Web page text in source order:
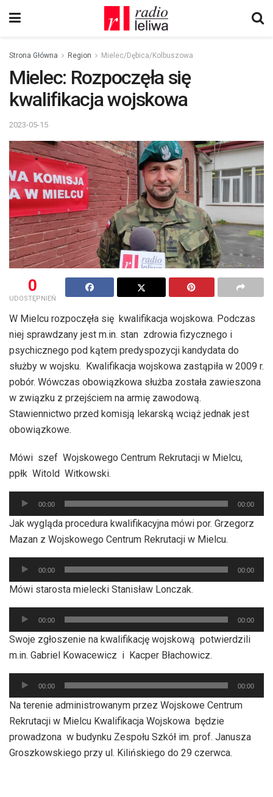
Strona Główna Region Mielec/Dębica/Kolbuszowa
Mielec: Rozpoczęła się
kwalifikacja wojskowa
2023-05-15
0
UDOSTĘPNIEŃ
W Mielcu rozpoczęła się kwalifikacja wojskowa. Podczas
niej sprawdzany jest m.in. stan zdrowia fizycznego i
psychicznego pod kątem predyspozycji kandydata do
służby w wojsku. Kwalifikacja wojskowa zastąpiła w 2009 r.
pobór. Wówczas obowiązkowa służba została zawieszona
w związku z przejściem na armię zawodową.
Stawiennictwo przed komisją lekarską wciąż jednak jest
obowiązkowe.
Mówi szef Wojskowego Centrum Rekrutacji w Mielcu,
ppłk Witold Witkowski.
Odtwarzacz
plików
dźwiękowych
00:00 00:00
Jak wygląda procedura kwalifikacyjna mówi por. Grzegorz
Mazan z Wojskowego Centrum Rekrutacji w Mielcu.
Odtwarzacz
plików
dźwiękowych
00:00 00:00
Mówi starosta mielecki Stanisław Lonczak.
Odtwarzacz
plików
dźwiękowych
00:00 00:00
Swoje zgłoszenie na kwalifikację wojskową potwierdzili
m.in. Gabriel Kowacewicz i Kacper Błachowicz.
Odtwarzacz
plików
dźwiękowych
00:00 00:00
Na terenie administrowanym przez Wojskowe Centrum
Rekrutacji w Mielcu Kwalifikacja Wojskowa będzie
prowadzona w budynku Zespołu Szkół im. prof. Janusza
Groszkowskiego przy ul. Kilińskiego do 29 czerwca.